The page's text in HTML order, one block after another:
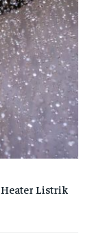
Heater Listrik